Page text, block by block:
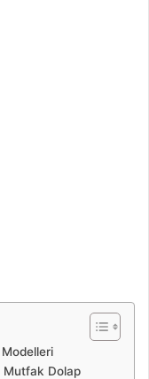
Mutfak Dolap